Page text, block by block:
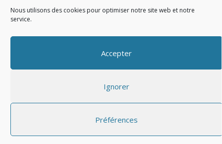
Nous utilisons des cookies pour optimiser notre site web et notre
service.
Accepter
Ignorer
Préférences
Copyright © 2023 AIDF